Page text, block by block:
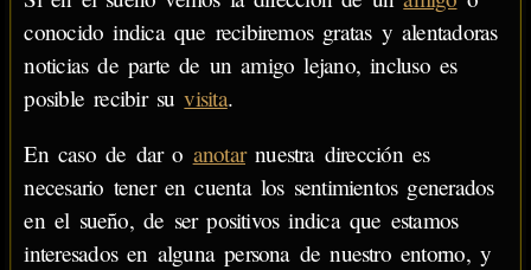
conocido indica que recibiremos gratas y alentadoras
noticias de parte de un amigo lejano, incluso es
posible recibir suvisita.
En caso de dar o anotarnuestra dirección es
necesario tener en cuenta los sentimientos generados
en el sueño, de ser positivos indica que estamos
interesados en alguna persona de nuestro entorno, y